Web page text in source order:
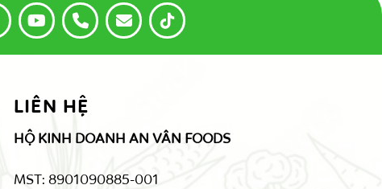
LIÊN HỆ
HỘ KINH DOANH AN VÂN FOODS
MST: 8901090885-001